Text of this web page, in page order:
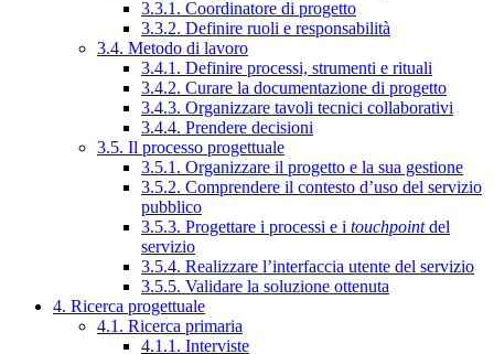
3.3.1. Coordinatore di progetto
3.3.2. Definire ruoli e responsabilità
3.4. Metodo di lavoro
3.4.1. Definire processi, strumenti e rituali
3.4.2. Curare la documentazione di progetto
3.4.3. Organizzare tavoli tecnici collaborativi
3.4.4. Prendere decisioni
3.5. Il processo progettuale
3.5.1. Organizzare il progetto e la sua gestione
3.5.2. Comprendere il contesto d’uso del servizio
pubblico
3.5.3. Progettare i processi e i touchpointdel
servizio
3.5.4. Realizzare l’interfaccia utente del servizio
3.5.5. Validare la soluzione ottenuta
4. Ricerca progettuale
4.1. Ricerca primaria
4.1.1. Interviste